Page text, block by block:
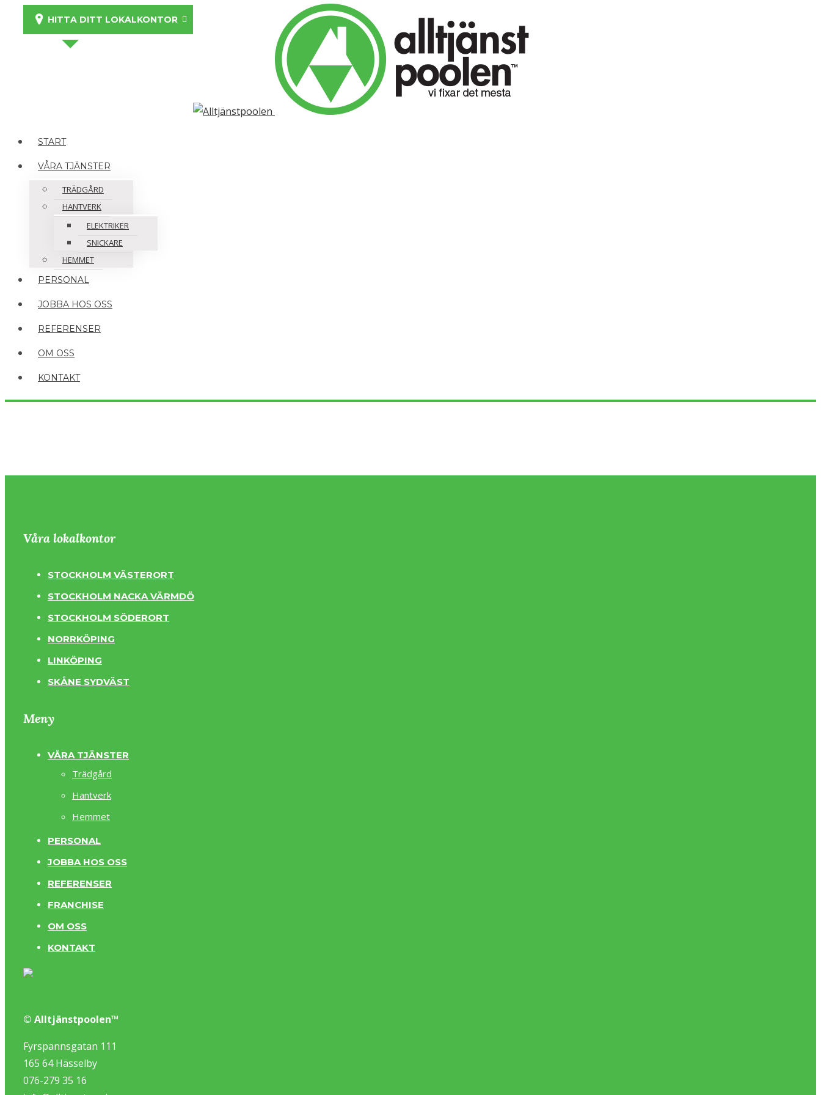
HITTA DITT LOKALKONTOR
START
VÅRA TJÄNSTER
TRÄDGÅRD
HANTVERK
ELEKTRIKER
SNICKARE
HEMMET
PERSONAL
JOBBA HOS OSS
REFERENSER
OM OSS
KONTAKT
Våra lokalkontor
STOCKHOLM VÄSTERORT
STOCKHOLM NACKA VÄRMDÖ
STOCKHOLM SÖDERORT
NORRKÖPING
LINKÖPING
SKÅNE SYDVÄST
Meny
VÅRA TJÄNSTER
Trädgård
Hantverk
Hemmet
PERSONAL
JOBBA HOS OSS
REFERENSER
FRANCHISE
OM OSS
KONTAKT
© Alltjänstpoolen™
Fyrspannsgatan 111
165 64 Hässelby
076-279 35 16